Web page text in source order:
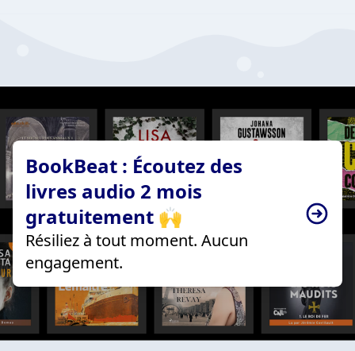
BookBeat : Écoutez des
livres audio 2 mois
gratuitement 🙌
Résiliez à tout moment. Aucun
engagement.